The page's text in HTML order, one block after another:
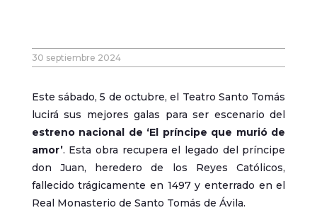
30 septiembre 2024
Este sábado, 5 de octubre, el Teatro Santo Tomás
lucirá sus mejores galas para ser escenario del
estreno nacional de ‘El príncipe que murió de
amor’. Esta obra recupera el legado del príncipe
don Juan, heredero de los Reyes Católicos,
fallecido trágicamente en 1497 y enterrado en el
Real Monasterio de Santo Tomás de Ávila.